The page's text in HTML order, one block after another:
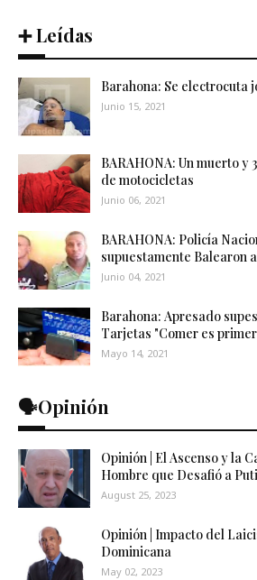
➕ Leídas
Barahona: Se electrocuta
Junio 15, 2021
BARAHONA: Un muerto y
de motocicletas
Junio 06, 2021
BARAHONA: Policía
supuestamente Balearon
Junio 04, 2021
Barahona: Apresado
Tarjetas "Comer es
Mayo 14, 2021
🗣️Opinión
Opinión | El Ascenso y la
Hombre que Desafió a
August 25, 2023
Opinión | Impacto del
Dominicana
May 02, 2023